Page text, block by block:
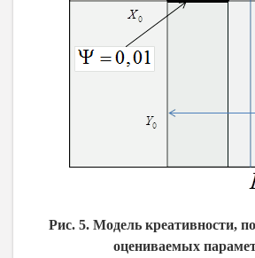
Рис. 5. Модель креативности,
оцениваемых